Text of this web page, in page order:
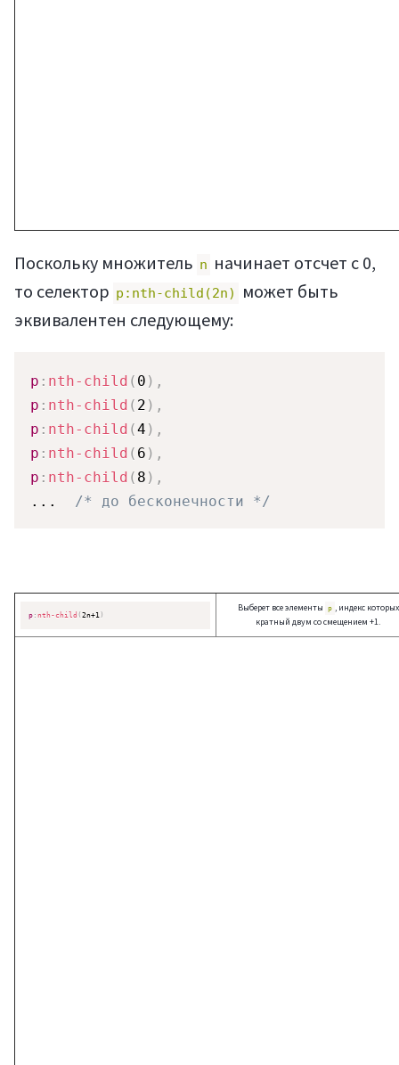
Статьи
Поскольку множитель n начинает отсчет с 0,
то селектор p:nth-child(2n)
может быть
эквивалентен следующему:
p : nth-child ( 0 ) ,
p : nth-child ( 2 ) ,
p : nth-child (4 ) ,
p : nth-child ( 6 ) ,
p : nth-child ( 8 ) ,
... /* до бесконечности */
p : nth-child ( 2n+1 )
Выберет все элементы p , индекс которых
кратный двум со смещением +1.